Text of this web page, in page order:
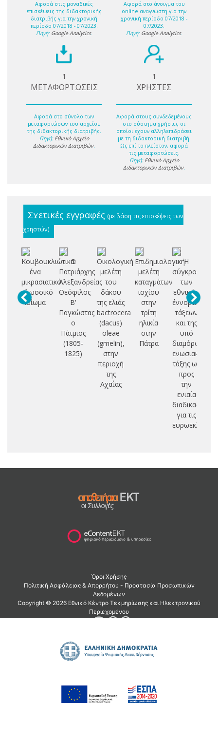
Αφορά στις μοναδικές
επισκέψεις της διδακτορικής
διατριβής για την χρονική
περίοδο 07/2018 - 07/2023.
Πηγή: Google Analytics.
Αφορά στο άνοιγμα του
online αναγνώστη για την
χρονική περίοδο 07/2018 -
07/2023.
Πηγή: Google Analytics.
1
ΜΕΤΑΦΟΡΤΩΣΕΙΣ
Αφορά στο σύνολο των
μεταφορτώσων του αρχείου
της διδακτορικής διατριβής.
Πηγή: Εθνικό Αρχείο
Διδακτορικών Διατριβών.
1
ΧΡΗΣΤΕΣ
Αφορά στους συνδεδεμένους
στο σύστημα χρήστες οι
οποίοι έχουν αλληλεπιδράσει
με τη διδακτορική διατριβή.
Ως επί το πλείστον, αφορά
τις μεταφορτώσεις.
Πηγή: Εθνικό Αρχείο
Διδακτορικών Διατριβών.
Σχετικές εγγραφές (με βάση τις επισκέψεις των
χρηστών)
Κουβουκλιώτικα:
ένα
μικρασιατικό
γλωσσικό
ιδίωμα
Ο
Πατριάρχης
Αλεξανδρείας
Θεόφιλος
Β'
Παγκώστας
ο
Πάτμιος
(1805-
1825)
Οικολογική
μελέτη
του
δάκου
της ελιάς
bactrocera
(dacus)
oleae
(gmelin),
στην
περιοχή
της
Αχαΐας
Επιδημιολογική
μελέτη
καταγμάτων
ισχίου
στην
τρίτη
ηλικία
στην
Πάτρα
Η
σύγκρουση
των
εθνικών
έννομων
τάξεων
και της
υπό
διαμόρφωση
ενωσιακής
τάξης ως
προς
την
ενιαία
διαδικασία
για τις
ευρωεκλογές